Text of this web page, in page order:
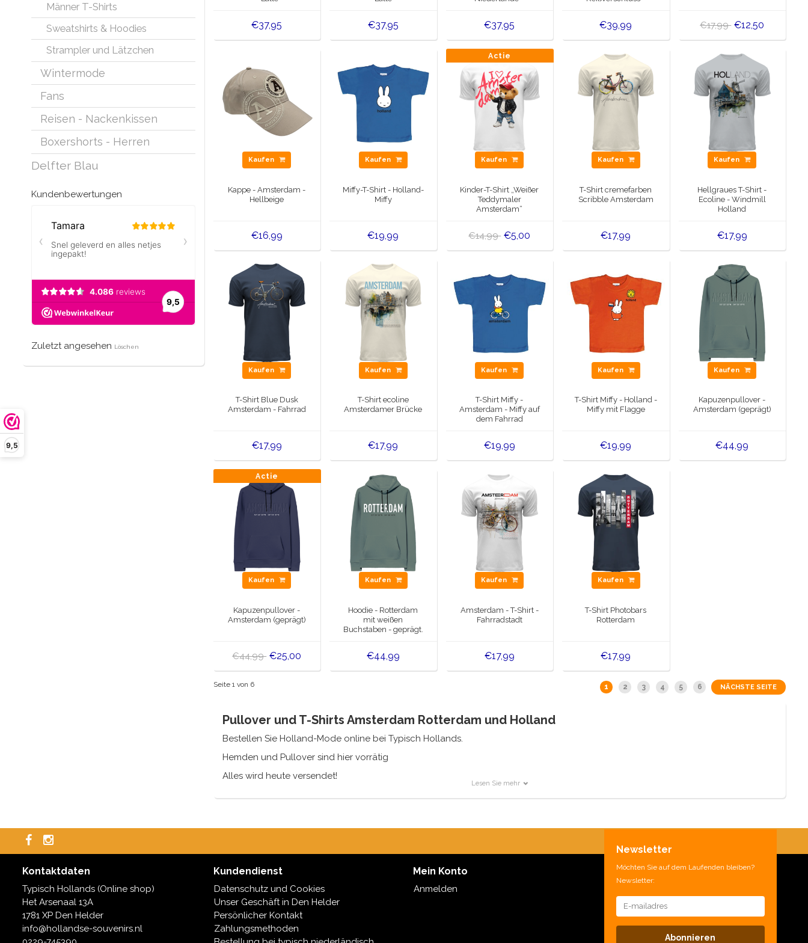
9,5
Männer T-Shirts
Sweatshirts & Hoodies
Strampler und Lätzchen
Wintermode
Fans
Reisen - Nackenkissen
Boxershorts - Herren
Delfter Blau
Kundenbewertungen
Zuletzt angesehen Löschen
€37,95 €37,95 €37,95 €39,99 €17,99 €12,50
Kaufen
Kappe - Amsterdam -
Hellbeige
€16,99
Kaufen
Miffy-T-Shirt - Holland-
Miffy
€19,99
Actie
Kaufen
Kinder-T-Shirt „Weißer
Teddymaler
Amsterdam“
€14,99 €5,00
Kaufen
T-Shirt cremefarben
Scribble Amsterdam
€17,99
Kaufen
Hellgraues T-Shirt -
Ecoline - Windmill
Holland
€17,99
Kaufen
T-Shirt Blue Dusk
Amsterdam - Fahrrad
€17,99
Kaufen
T-Shirt ecoline
Amsterdamer Brücke
€17,99
Kaufen
T-Shirt Miffy -
Amsterdam - Miffy auf
dem Fahrrad
€19,99
Kaufen
T-Shirt Miffy - Holland -
Miffy mit Flagge
€19,99
Kaufen
Kapuzenpullover -
Amsterdam (geprägt)
€44,99
Actie
Kaufen
Kapuzenpullover -
Amsterdam (geprägt)
€44,99 €25,00
Kaufen
Hoodie - Rotterdam
mit weißen
Buchstaben - geprägt.
€44,99
Kaufen
Amsterdam - T-Shirt -
Fahrradstadt
€17,99
Kaufen
T-Shirt Photobars
Rotterdam
€17,99
Seite 1 von 6 1 2 3 4 5 6 NÄCHSTE SEITE
Pullover und T-Shirts Amsterdam Rotterdam und Holland
Bestellen Sie Holland-Mode online bei Typisch Hollands.
Hemden und Pullover sind hier vorrätig
Alles wird heute versendet!
Lesen Sie mehr
Kontaktdaten
Typisch Hollands (Online shop)
Het Arsenaal 13A
1781 XP Den Helder
info@hollandse-souvenirs.nl
Kundendienst
Datenschutz und Cookies
Unser Geschäft in Den Helder
Persönlicher Kontakt
Zahlungsmethoden
Mein Konto
Anmelden
Newsletter
Möchten Sie auf dem Laufenden bleiben?
Newsletter:
Abonnieren